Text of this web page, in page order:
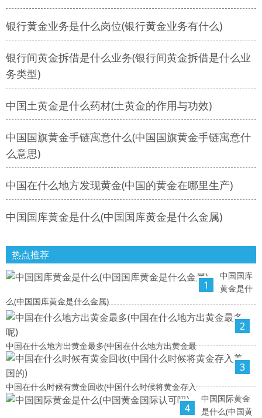
银行黄金业务是什么岗位(银行黄金业务有什么)
银行间黄金拆借是什么业务(银行间黄金拆借是什么业
务类型)
中国土黄金是什么药材(土黄金的作用与功效)
中国国旗黄金手链寓意什么(中国国旗黄金手链寓意什
么意思)
中国在什么地方发现黄金(中国的黄金在哪里生产)
中国国库黄金是什么(中国国库黄金是什么金属)
热点推荐
1
中国国库
黄金是什
么(中国国库黄金是什么金属)
2
中国在什么地方出黄金最多(中国在什么地方出黄金最
3
中国在什么时候有黄金回收(中国什么时候将黄金存入
4
中国国际黄金
是什么(中国黄